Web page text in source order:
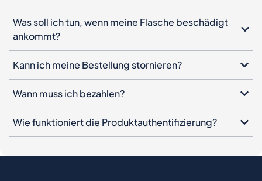
Was soll ich tun, wenn meine Flasche beschädigt
ankommt?
Kann ich meine Bestellung stornieren?
Wann muss ich bezahlen?
Wie funktioniert die Produktauthentifizierung?